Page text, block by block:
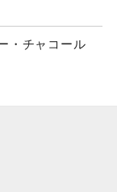
・チャコール